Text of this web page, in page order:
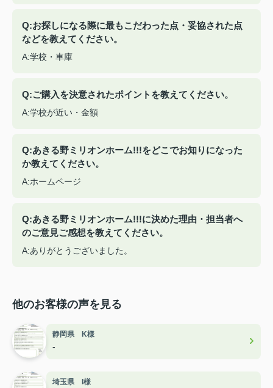
Q:お探しになる際に最もこだわった点・妥協された点
などを教えてください。
A:学校・車庫
Q:ご購入を決意されたポイントを教えてください。
A:学校が近い・金額
Q:あきる野ミリオンホーム!!!をどこでお知りになった
か教えてください。
A:ホームページ
Q:あきる野ミリオンホーム!!!に決めた理由・担当者へ
のご意見ご感想を教えてください。
A:ありがとうございました。
他のお客様の声を見る
静岡県 K様
-
埼玉県 I様